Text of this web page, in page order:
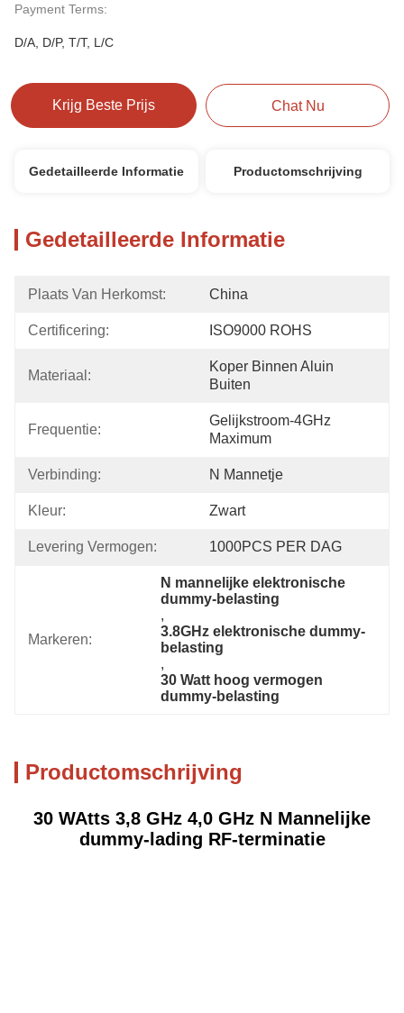
Payment Terms:
D/A, D/P, T/T, L/C
Krijg Beste Prijs Chat Nu
Gedetailleerde Informatie Productomschrijving
Gedetailleerde Informatie
Plaats Van Herkomst: China
Certificering: ISO9000 ROHS
Materiaal:
Koper Binnen Aluin
Buiten
Frequentie:
Gelijkstroom-4GHz
Maximum
Verbinding: N Mannetje
Kleur: Zwart
Levering Vermogen: 1000PCS PER DAG
Markeren:
N mannelijke elektronische
dummy-belasting
,
3.8GHz elektronische dummy-
belasting
,
30 Watt hoog vermogen
dummy-belasting
Productomschrijving
30 WAtts 3,8 GHz 4,0 GHz N Mannelijke
dummy-lading RF-terminatie